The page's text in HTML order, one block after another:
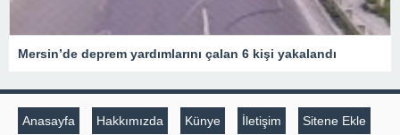
Mersin’de deprem yardımlarını çalan 6 kişi yakalandı
Anasayfa Hakkımızda Künye İletişim Sitene Ekle